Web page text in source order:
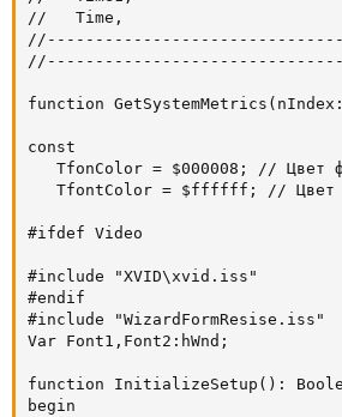
//   Time,                            //
function
const
TfonColor = $000008; // Цвет
TfontColor = $ffffff; // Цвет
#ifdef Video
#include "XVID\xvid.iss"
#endif
#include "WizardFormResise.iss"
Var Font1,Font2:hWnd;
function InitializeSetup():
begin